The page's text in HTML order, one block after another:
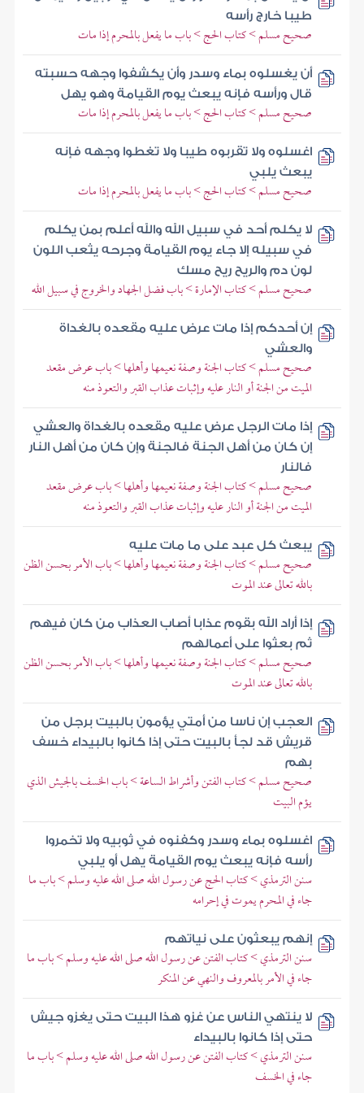
طيبا خارج رأسه
صحيح مسلم > كتاب الحج > باب ما يفعل بالمحرم إذا مات
أن يغسلوه بماء وسدر وأن يكشفوا وجهه حسبته
قال ورأسه فإنه يبعث يوم القيامة وهو يهل
صحيح مسلم > كتاب الحج > باب ما يفعل بالمحرم إذا مات
اغسلوه ولا تقربوه طيبا ولا تغطوا وجهه فإنه
يبعث يلبي
صحيح مسلم > كتاب الحج > باب ما يفعل بالمحرم إذا مات
لا يكلم أحد في سبيل الله والله أعلم بمن يكلم
في سبيله إلا جاء يوم القيامة وجرحه يثعب اللون
لون دم والريح ريح مسك
صحيح مسلم > كتاب الإمارة > باب فضل الجهاد والخروج في سبيل الله
إن أحدكم إذا مات عرض عليه مقعده بالغداة
والعشي
صحيح مسلم > كتاب الجنة وصفة نعيمها وأهلها > باب عرض مقعد
الميت من الجنة أو النار عليه وإثبات عذاب القبر والتعوذ منه
إذا مات الرجل عرض عليه مقعده بالغداة والعشي
إن كان من أهل الجنة فالجنة وإن كان من أهل النار
فالنار
صحيح مسلم > كتاب الجنة وصفة نعيمها وأهلها > باب عرض مقعد
الميت من الجنة أو النار عليه وإثبات عذاب القبر والتعوذ منه
يبعث كل عبد على ما مات عليه
صحيح مسلم > كتاب الجنة وصفة نعيمها وأهلها > باب الأمر بحسن الظن
بالله تعالى عند الموت
إذا أراد الله بقوم عذابا أصاب العذاب من كان فيهم
ثم بعثوا على أعمالهم
صحيح مسلم > كتاب الجنة وصفة نعيمها وأهلها > باب الأمر بحسن الظن
بالله تعالى عند الموت
العجب إن ناسا من أمتي يؤمون بالبيت برجل من
قريش قد لجأ بالبيت حتى إذا كانوا بالبيداء خسف
بهم
صحيح مسلم > كتاب الفتن وأشراط الساعة > باب الخسف بالجيش الذي
يؤم البيت
اغسلوه بماء وسدر وكفنوه في ثوبيه ولا تخمروا
رأسه فإنه يبعث يوم القيامة يهل أو يلبي
سنن الترمذي > كتاب الحج عن رسول الله صلى الله عليه وسلم > باب ما
جاء في المحرم يموت في إحرامه
إنهم يبعثون على نياتهم
سنن الترمذي > كتاب الفتن عن رسول الله صلى الله عليه وسلم > باب ما
جاء في الأمر بالمعروف والنهي عن المنكر
لا ينتهي الناس عن غزو هذا البيت حتى يغزو جيش
حتى إذا كانوا بالبيداء
سنن الترمذي > كتاب الفتن عن رسول الله صلى الله عليه وسلم > باب ما
جاء في الخسف